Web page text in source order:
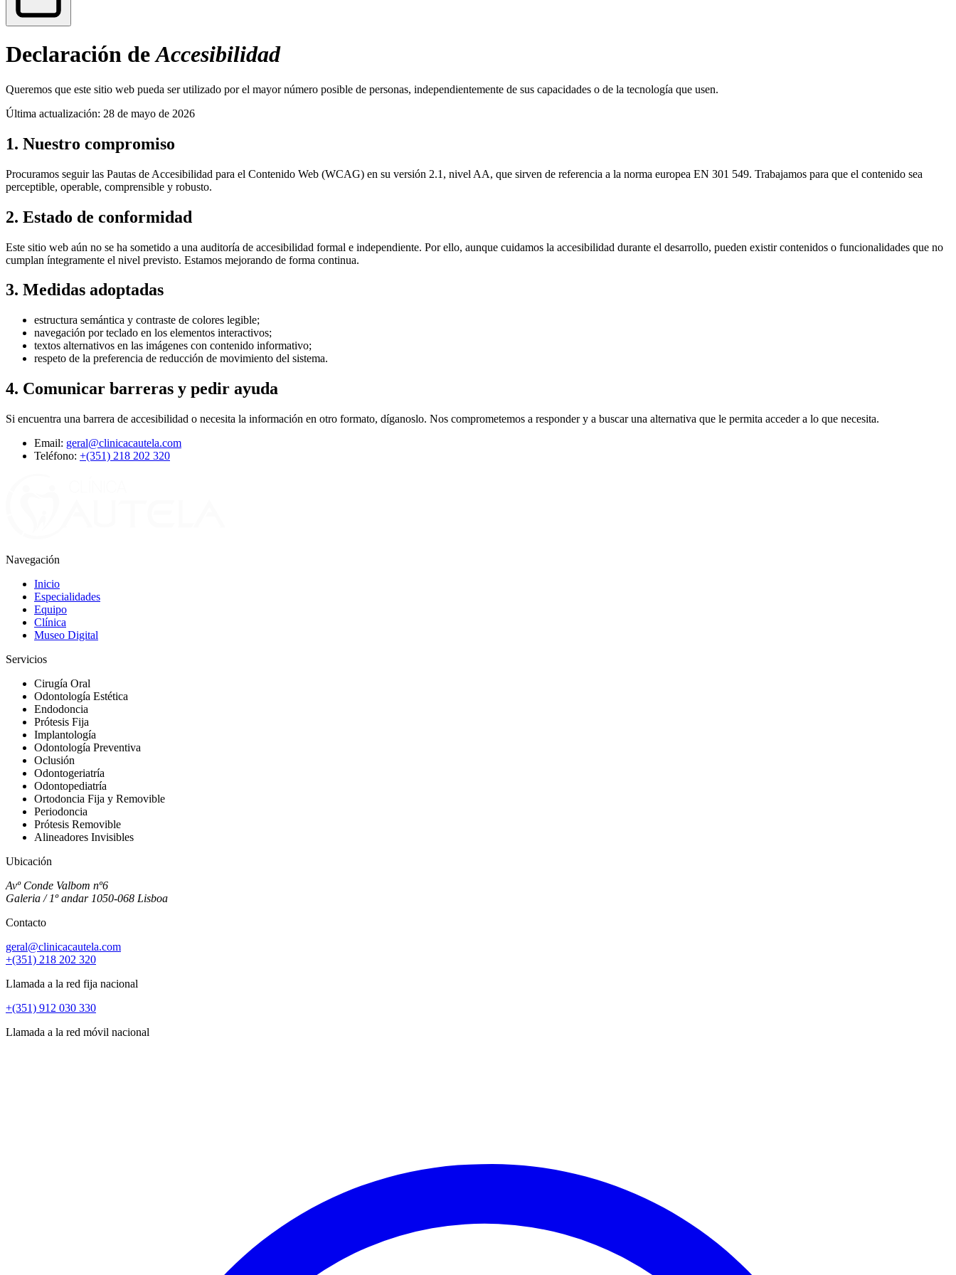
Declaración deAccesibilidad
Queremos que este sitio web pueda ser utilizado por el mayor número posible de personas, independientemente de sus capacidades o de la tecnología que usen.
Última actualización: 28 de mayo de 2026
1. Nuestro compromiso
Procuramos seguir las Pautas de Accesibilidad para el Contenido Web (WCAG) en su versión 2.1, nivel AA, que sirven de referencia a la norma europea EN 301 549. Trabajamos para que el contenido sea
perceptible, operable, comprensible y robusto.
2. Estado de conformidad
Este sitio web aún no se ha sometido a una auditoría de accesibilidad formal e independiente. Por ello, aunque cuidamos la accesibilidad durante el desarrollo, pueden existir contenidos o funcionalidades que no
cumplan íntegramente el nivel previsto. Estamos mejorando de forma continua.
3. Medidas adoptadas
estructura semántica y contraste de colores legible;
navegación por teclado en los elementos interactivos;
textos alternativos en las imágenes con contenido informativo;
respeto de la preferencia de reducción de movimiento del sistema.
4. Comunicar barreras y pedir ayuda
Si encuentra una barrera de accesibilidad o necesita la información en otro formato, díganoslo. Nos comprometemos a responder y a buscar una alternativa que le permita acceder a lo que necesita.
Email: geral@clinicacautela.com
Teléfono: +(351) 218 202 320
Navegación
Inicio
Especialidades
Equipo
Clínica
Museo Digital
Servicios
Cirugía Oral
Odontología Estética
Endodoncia
Prótesis Fija
Implantología
Odontología Preventiva
Oclusión
Odontogeriatría
Odontopediatría
Ortodoncia Fija y Removible
Periodoncia
Prótesis Removible
Alineadores Invisibles
Ubicación
Avº Conde Valbom nº6
Galeria / 1º andar 1050-068 Lisboa
Contacto
geral@clinicacautela.com
+(351) 218 202 320
Llamada a la red fija nacional
+(351) 912 030 330
Llamada a la red móvil nacional